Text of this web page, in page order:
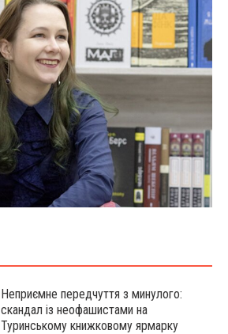
Неприємне передчуття з минулого:
скандал із неофашистами на
Туринському книжковому ярмарку